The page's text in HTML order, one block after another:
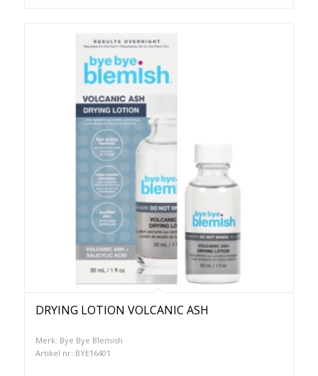
DRYING LOTION VOLCANIC ASH
Merk: Bye Bye Blemish
Artikel nr: BYE16401